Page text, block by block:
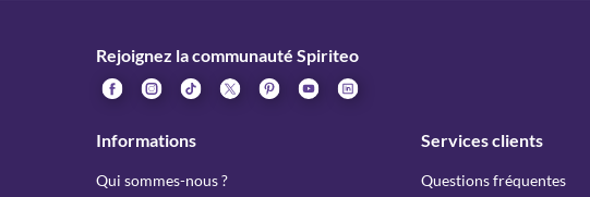
Rejoignez la communauté Spiriteo
Informations
Qui sommes-nous ?
Services clients
Questions fréquentes